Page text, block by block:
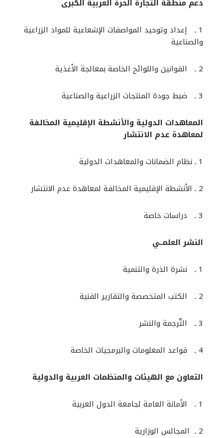
دعم منطقة التجارة الحرة العربية الكبرى
1 ـ إعداد وتوحيد المواصفات الإشعاعية للمواد الزراعية
والصناعية
2 ـ القوانين واللوائح الخاصة بمعالجة الأغذية
3 ـ ضبط جودة المنتجات الزراعية والصناعية
المعاهدات الدولية والأنشطة الإقليمية المخالفة
لمعاهدة عدم الانتشار
1 ـ نظام الضمانات والمعاهدات الدولية
2 ـ الأنشطة الإقليمية المخالفة لمعاهدة عدم الانتشار
3 ـ دراسات خاصة
النشر العلمــي
1 ـ نشرة الذرة والتنمية
2 ـ الكتب المتخصصة والتقارير الفنية
3 ـ التّرجمة والنشر
4 ـ قواعد المعلومات والبرمجيات الخاصة
التعاون مع الهيئات والمنظمات العربية والدولية
1 ـ الأمانة العامة لجامعة الدول العربية
2 ـ المجالس الوزارية